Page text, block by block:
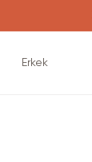
Erkek